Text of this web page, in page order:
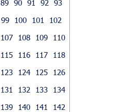
89 90 91 92
93
99 100 101
102
107 108 109
110
115 116 117
118
123 124 125
126
131 132 133
134
139 140 141
142